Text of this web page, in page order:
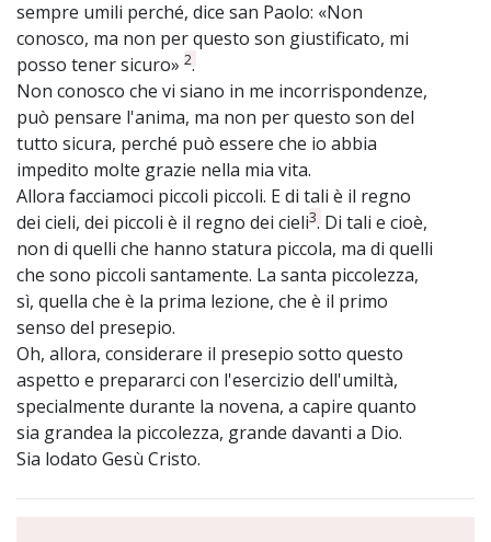
sempre umili perché, dice san Paolo: «Non
conosco, ma non per questo son giustificato, mi
posso tener sicuro» 2.
Non conosco che vi siano in me incorrispondenze,
può pensare l'anima, ma non per questo son del
tutto sicura, perché può essere che io abbia
impedito molte grazie nella mia vita.
Allora facciamoci piccoli piccoli. E di tali è il regno
dei cieli, dei piccoli è il regno dei cieli3. Di tali e cioè,
non di quelli che hanno statura piccola, ma di quelli
che sono piccoli santamente. La santa piccolezza,
sì, quella che è la prima lezione, che è il primo
senso del presepio.
Oh, allora, considerare il presepio sotto questo
aspetto e prepararci con l'esercizio dell'umiltà,
specialmente durante la novena, a capire quanto
sia grandea la piccolezza, grande davanti a Dio.
Sia lodato Gesù Cristo.